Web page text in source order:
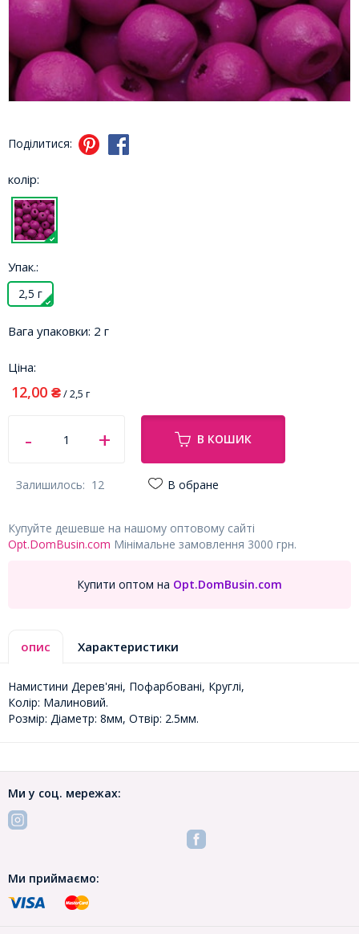
Поділитися:
колір:
Упак.:
2,5 г
Вага упаковки: 2 г
Ціна:
12,00 ₴/ 2,5 г
В КОШИК
Залишилось: 12 В обране
Купуйте дешевше на нашому оптовому сайті
Opt.DomBusin.com Мінімальне замовлення 3000 грн.
Купити оптом на Opt.DomBusin.com
опис Характеристики
Намистини Дерев'яні, Пофарбовані, Круглі,
Колір: Малиновий.
Розмір: Діаметр: 8мм, Отвір: 2.5мм.
Ми у соц. мережах:
Ми приймаємо: